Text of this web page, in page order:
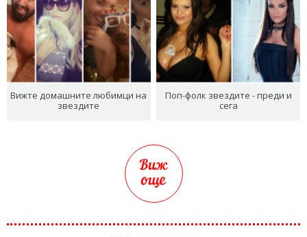
Вижте домашните любимци на
звездите
Поп-фолк звездите - преди и
сега
Виж
още